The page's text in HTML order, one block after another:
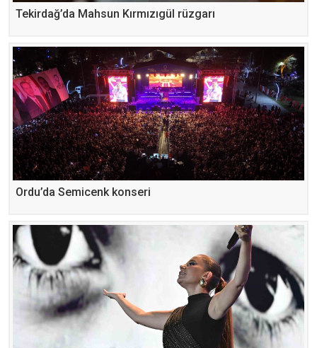
Tekirdağ’da Mahsun Kırmızıgül rüzgarı
Ordu’da Semicenk konseri